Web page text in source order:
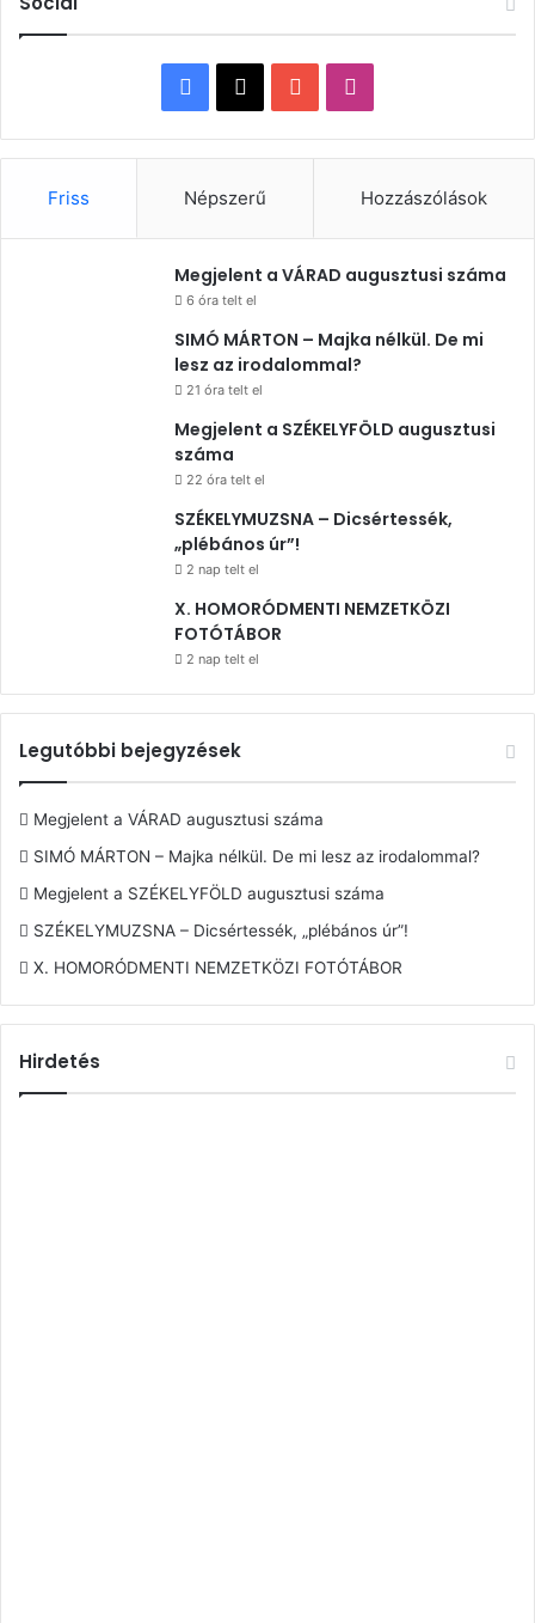
Facebook
X YouTube
Friss Népszerű Hozzászólások
Megjelent a VÁRAD augusztusi száma
6 óra telt el
SIMÓ MÁRTON – Majka nélkül. De mi
lesz az irodalommal?
21 óra telt el
Megjelent a SZÉKELYFÖLD augusztusi
száma
22 óra telt el
SZÉKELYMUZSNA – Dicsértessék,
„plébános úr”!
2 nap telt el
X. HOMORÓDMENTI NEMZETKÖZI
FOTÓTÁBOR
2 nap telt el
Legutóbbi bejegyzések
Megjelent a VÁRAD augusztusi száma
SIMÓ MÁRTON – Majka nélkül. De mi lesz az irodalommal?
Megjelent a SZÉKELYFÖLD augusztusi száma
SZÉKELYMUZSNA – Dicsértessék, „plébános úr”!
X. HOMORÓDMENTI NEMZETKÖZI FOTÓTÁBOR
Hirdetés